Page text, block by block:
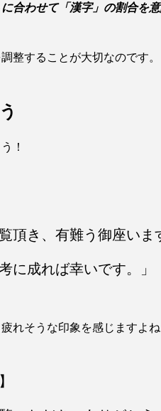
合わせて「漢字」の割合を
整することが大切なのです。
！
頂き、有難う御座い
に成れば幸いです。」
れそうな印象を感じますよね